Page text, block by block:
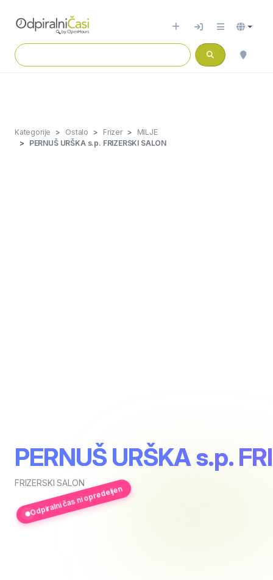
Kategorije Ostalo Frizer
MILJE
PERNUŠ URŠKA s.p. FRIZERSKI SALON
PERNUŠ URŠKA s.p.
FRIZERSKI SALON
Odpiralni čas ni opredeljen